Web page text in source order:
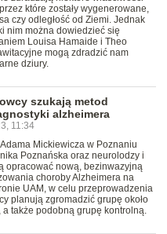
które zostały wygenerowane,
czy odległość od Ziemi. Jednak
nim można dowiedzieć się
Louisa Hamaide i Theo
mogą zdradzić nam
dziury.
szukają metod
alzheimera
11:34
Mickiewicza w Poznaniu
Poznańska oraz neurolodzy i
opracować nową, bezinwazyjną
choroby Alzheimera na
UAM, w celu przeprowadzenia
planują zgromadzić grupę około
także podobną grupę kontrolną.